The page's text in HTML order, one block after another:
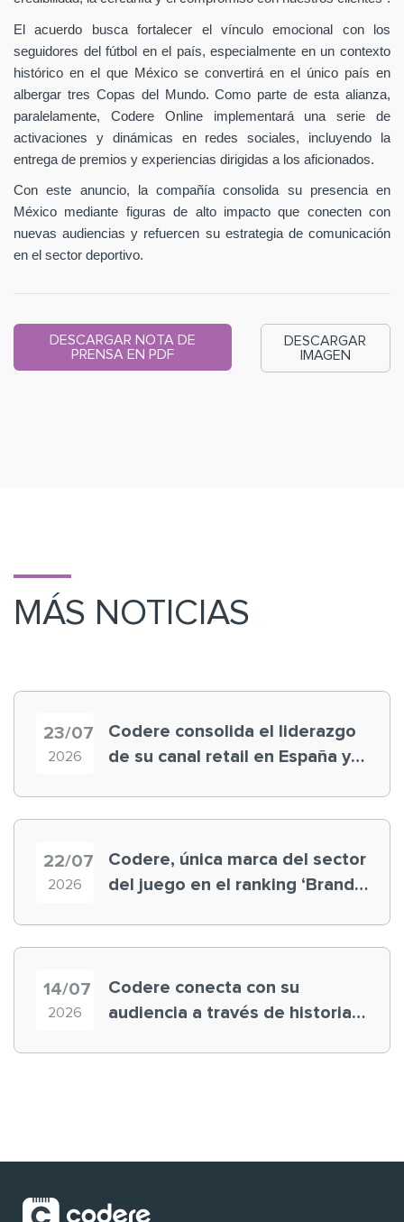
El acuerdo busca fortalecer el vínculo emocional con los
seguidores del fútbol en el país, especialmente en un contexto
histórico en el que México se convertirá en el único país en
albergar tres Copas del Mundo. Como parte de esta alianza,
paralelamente, Codere Online implementará una serie de
activaciones y dinámicas en redes sociales, incluyendo la
entrega de premios y experiencias dirigidas a los aficionados.
Con este anuncio, la compañía consolida su presencia en
México mediante figuras de alto impacto que conecten con
nuevas audiencias y refuercen su estrategia de comunicación
en el sector deportivo.
DESCARGAR NOTA DE
PRENSA EN PDF
DESCARGAR
IMAGEN
MÁS NOTICIAS
23/07
2026
Codere consolida el liderazgo
de su canal retail en España y
22/07
2026
Codere, única marca del sector
del juego en el ranking ‘Brand
14/07
2026
Codere conecta con su
audiencia a través de historias